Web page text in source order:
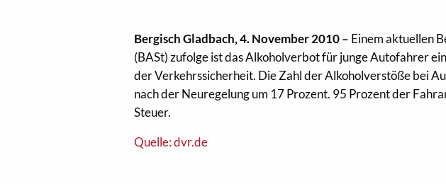
Bergisch Gladbach, 4. November 2010 – Einem aktuellen
(BASt) zufolge ist das Alkoholverbot für junge Autofahrer
der Verkehrssicherheit. Die Zahl der Alkoholverstöße bei
nach der Neuregelung um 17 Prozent. 95 Prozent der
Steuer.
Quelle: dvr.de